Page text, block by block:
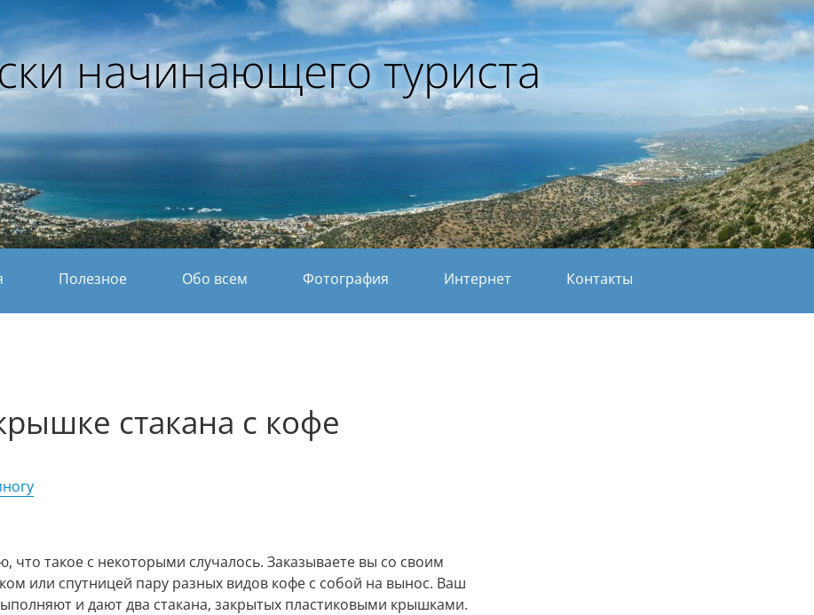
начинающего туриста
Полезное Обо всем Фотография Интернет Контакты
стакана с кофе
что такое с некоторыми случалось. Заказываете вы со своим
или спутницей пару разных видов кофе с собой на вынос. Ваш
и дают два стакана, закрытых пластиковыми крышками.